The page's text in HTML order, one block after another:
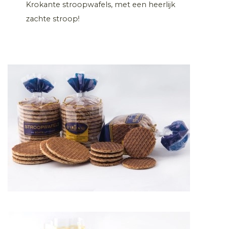
Krokante stroopwafels, met een heerlijk
zachte stroop!